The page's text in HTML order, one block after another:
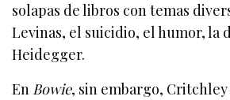
solapas de libros con temas
Levinas, el suicidio, el humor, la
Heidegger.
En Bowie, sin embargo,